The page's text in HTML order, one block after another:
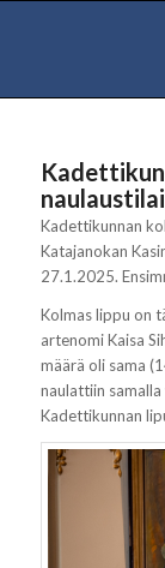
Kadettikunnan
Katajanokan
27.1.2025.
Kolmas lippu on
artenomi Kaisa
määrä oli sama
naulattiin
Kadettikunnan